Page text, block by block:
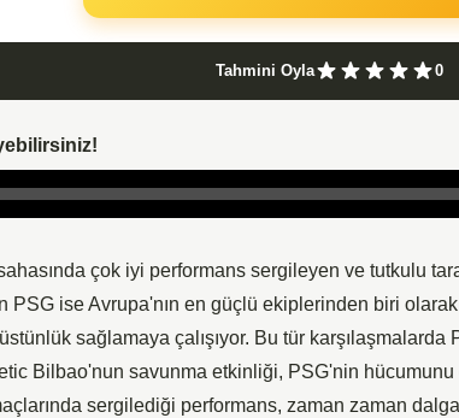
Tahmini Oyla 0
çok iyi performans sergileyen ve tutkulu
PSG ise Avrupa'nın en güçlü ekiplerinden biri
sağlamaya çalışıyor. Bu tür
Bilbao'nun savunma etkinliği, PSG'nin
sergilediği performans, zaman zaman